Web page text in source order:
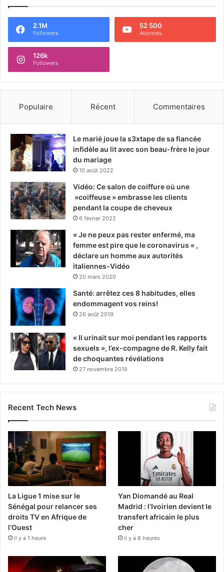
2.1M
Followers
52 500
Abonnés
126k
Followers
Populaire Récent Commentaires
Le marié joue la s3xtape de sa fiancée
infidèle au lit avec son beau-frère le jour
du mariage
10 août 2022
Vidéo: Ce salon de coiffure où une
»coiffeuse » embrasse les clients
pendant la coupe de cheveux
6 février 2022
« Je ne peux pas rester enfermé, ma
femme est pire que le coronavirus « ,
déclare un homme aux autorités
italiennes-Vidéo
20 mars 2020
Santé: arrêtez ces 8 habitudes, elles
endommagent vos reins!
26 août 2019
« Il urinait sur moi pendant les rapports
sexuels », l’ex-compagne de R. Kelly fait
de choquantes révélations
27 novembre 2019
Recent Tech News
La Ligue 1 mise sur le
Sénégal pour relancer ses
droits TV en Afrique de
l’Ouest
il y a 1 heure
Yan Diomandé au Real
Madrid : l’Ivoirien devient le
transfert africain le plus
cher
il y a 8 heures